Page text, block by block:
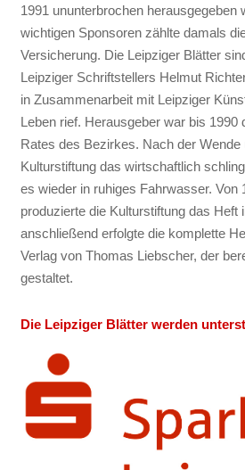
1991 ununterbrochen herausgegeben
wichtigen Sponsoren zählte damals
Versicherung. Die Leipziger Blätter
Leipziger Schriftstellers Helmut
in Zusammenarbeit mit Leipziger
Leben rief. Herausgeber war bis 1990
Rates des Bezirkes. Nach der Wende
Kulturstiftung das wirtschaftlich
es wieder in ruhiges Fahrwasser. Von
produzierte die Kulturstiftung das Heft
anschließend erfolgte die komplette
Verlag von Thomas Liebscher, der
gestaltet.
Die Leipziger Blätter werden